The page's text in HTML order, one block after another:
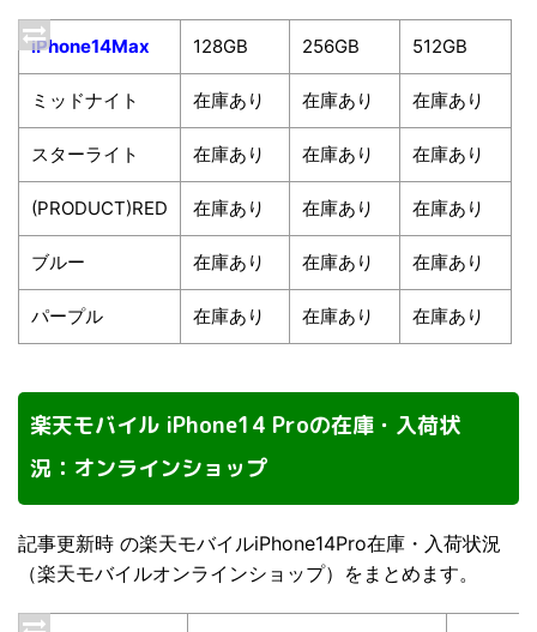
iPhone14Max 128GB 256GB 512GB
ミッドナイト 在庫あり 在庫あり 在庫あり
スターライト 在庫あり 在庫あり 在庫あり
(PRODUCT)RED 在庫あり 在庫あり 在庫あり
ブルー 在庫あり 在庫あり 在庫あり
パープル 在庫あり 在庫あり 在庫あり
楽天モバイル iPhone14 Proの在庫・入荷状
況：オンラインショップ
記事更新時 の楽天モバイルiPhone14Pro在庫・入荷状況
（楽天モバイルオンラインショップ）をまとめます。